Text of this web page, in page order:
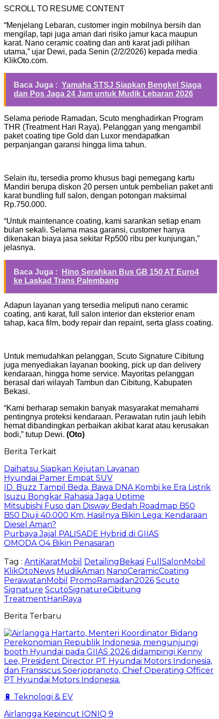
SCROLL TO RESUME CONTENT
“Menjelang Lebaran, customer ingin mobilnya bersih dan
mengilap, tapi juga aman dari risiko jamur kaca maupun
karat. Nano ceramic coating dan anti karat jadi pilihan
utama,” ujar Dewi, pada Senin (2/2/2026) kepada media
KlikOto.com.
Baca Juga : Yamaha STSJ Siapkan Bengkel Siaga
dan Pos Jaga 24 Jam untuk Mudik Lebaran 2026
Selama periode Ramadan, Scuto menghadirkan Program
THR (Treatment Hari Raya). Pelanggan yang mengambil
paket coating tipe Gold dan Luxor mendapatkan
perpanjangan garansi hingga lima tahun.
Selain itu, tersedia promo khusus bagi pemegang kartu
Mandiri berupa diskon 20 persen untuk pembelian paket anti
karat bundling full salon, dengan potongan maksimal
Rp.750.000.
“Untuk maintenance coating, kami sarankan setiap enam
bulan sekali. Selama masa garansi, customer hanya
dikenakan biaya jasa sekitar Rp500 ribu per kunjungan,”
jelasnya.
Baca Juga :
Hino Serahkan Bus GB 150 AT Euro4
ke Laskad Trans Palembang
Adapun layanan yang tersedia meliputi nano ceramic
coating, anti karat, full salon interior dan eksterior enam
tahap, kaca film, body repair dan repaint, serta glass coating.
Untuk memudahkan pelanggan, Scuto Signature Cibitung
juga menyediakan layanan booking, pick up dan delivery
kendaraan, hingga home service. Mayoritas pelanggan
berasal dari wilayah Tambun dan Cibitung, Kabupaten
Bekasi.
“Kami berharap semakin banyak masyarakat memahami
pentingnya proteksi kendaraan. Perawatan rutin jauh lebih
hemat dibandingkan perbaikan akibat karat atau kerusakan
bodi,” tutup Dewi. (Oto)
Berita Terkait
Daihatsu Siapkan Kejutan Layanan
Hyundai Pamer Empat SUV
ID. Buzz Tampil Beda, Bawa DNA Kombi ke Era Listrik
Isuzu Bongkar Rahasia Jaga Uptime
Mitsubishi Fuso dan Disway Bedah Roadmap B50
B50 Diuji 40.000 Km, Hasilnya Bikin Lega: Kendaraan
Diesel Aman?
Purbaya Jajal PALISADE Hybrid di GIIAS
OMODA O4 Bikin Penasaran
Tag : AntiKaratMobil DetailingBekasi FullSalonMobil
KlikOtoNews MudikAman NanoCeramicCoating
PerawatanMobil PromoRamadan2026 Scuto
Signature ScutoSignatureCibitung
TreatmentHariRaya
Berita Terbaru
🔋 Teknologi & EV
Airlangga Kepincut IONIQ 9